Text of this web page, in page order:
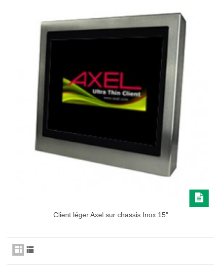
Client léger Axel sur chassis Inox 15"